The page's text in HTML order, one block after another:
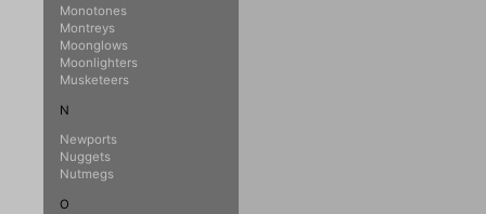
Monotones
Montreys
Moonglows
Moonlighters
Musketeers
N
Newports
Nuggets
Nutmegs
O